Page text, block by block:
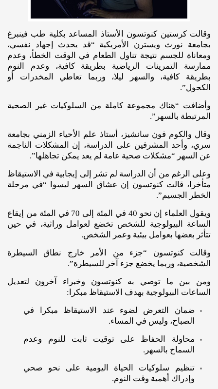
وقالت كرستين كنوتسون الأستاذ المساعد بكلية طب فينبرغ
بجامعة نورث ويسترن الأمريكية “قد يحدث إجهاد نفسي،
ومعاناة للجسم نتيجة تناول الطعام في الوقت الخطأ، وعدم
ممارسة التمرينات الرياضية بطريقة كافية، وعدم النوم
بطريقة كافية، والسهر ليلا، وربما تعاطي المخدرات أو
الكحول”.
وأضافت “هناك مجموعة كاملة من السلوكيات غير الصحية
المرتبطة بالسهر”.
وقال والكوم فون سانشيز، أستاذ علم الأحياء الزمني بجامعة
سري، وأحد المشرفين على الدراسة، إن المشكلات الناجمة
عن السهر “مشكلات صحية عامة لم يعد يمكن تجاهلها”.
وعلى الرغم من أن الدراسة لم تشر إلى إيجابية في الاستيقاظ
متأخرا، قالت كنوتسون إن عشاق السهر ليسوا “في مرحلة
الخطر الجسيم”.
ويقول العلماء إن نحو 40 في المئة إلى 70 في المئة من إيقاع
الساعة البيولوجية للشخص تخضع لعوامل وراثية، في حين
تتأثر بعضها بعوامل بيئية وعمر الشخص.
وقالت كنوتسون “جزء من الأمر خارج نطاق السيطرة
الشخصية، وربما يخضع جزء آخر للسيطرة”.
ومن بين ما توصي به كنوتسون وخبراء آخرون لتعديل
الساعات البيولوجية بهدف الاستيقاظ مبكرا:
ضمان التعرض لضوء عند الاستيقاظ مبكرا في
الصباح، وليس في المساء.
محاولة الحفاظ على توقيت ثابت للنوم وعدم
السماح بالسهر.
تنظيم سلوكيات الحياة اليومية على نحو صحي
وإدراك أهمية وقت النوم.